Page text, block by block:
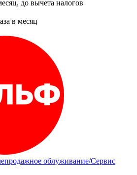
до вычета налогов
в месяц
облуживание/Сервис